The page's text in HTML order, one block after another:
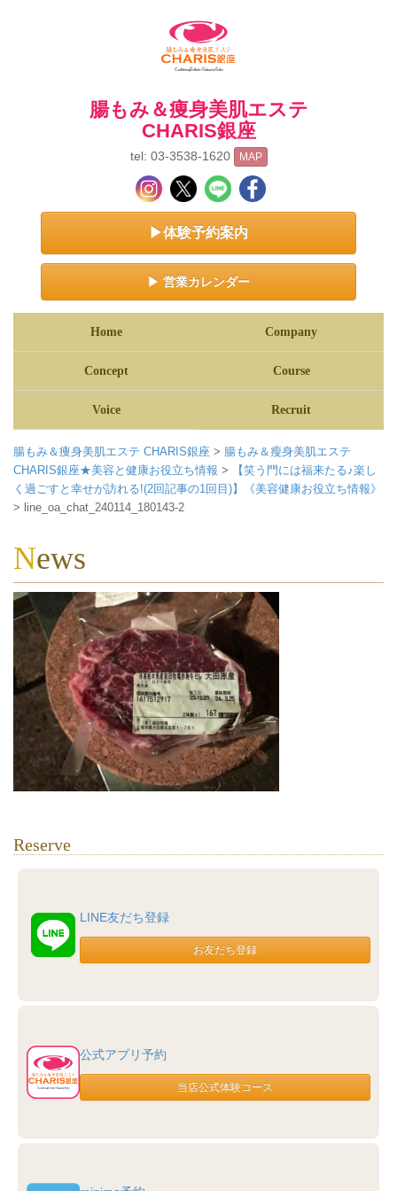
腸もみ＆痩身美肌エステ
CHARIS銀座
tel: 03-3538-1620 MAP
▶体験予約案内
▶ 営業カレンダー
Home Company
Concept Course
Voice Recruit
腸もみ＆痩身美肌エステ CHARIS銀座 > 腸もみ＆瘦身美肌エステ
CHARIS銀座★美容と健康お役立ち情報 >
【笑う門には福来たる♪楽し
く過ごすと幸せが訪れる!(2回記事の1回目)】《美容健康お役立ち情報》
>
line_oa_chat_240114_180143-2
News
Reserve
LINE友だち登録
公式アプリ予約